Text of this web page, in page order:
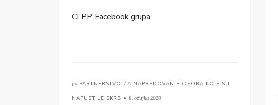
CLPP Facebook grupa
po PARTNERSTVO ZA NAPREDOVANJE OSOBA KOJE SU
NAPUSTILE SKRB • 8. ožujka 2020